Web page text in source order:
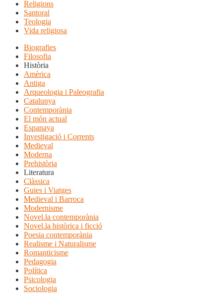
Religions
Santoral
Teologia
Vida religiosa
Biografies
Filosofia
Història
Amèrica
Antiga
Arqueologia i Paleografia
Catalunya
Contemporània
El món actual
Espanaya
Investigació i Corrents
Medieval
Moderna
Prehistòria
Literatura
Clàssica
Guies i Viatges
Medieval i Barroca
Modernisme
Novel.la contemporània
Novel.la històrica i ficció
Poesia contemporània
Realisme i Naturalisme
Romanticisme
Pedagogia
Política
Psicologia
Sociologia